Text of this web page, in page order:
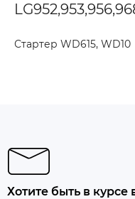
Стартер WD615,
Хотите быть в курсе